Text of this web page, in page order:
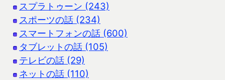
スプラトゥーン (243)
スポーツの話 (234)
スマートフォンの話 (600)
タブレットの話 (105)
テレビの話 (29)
ネットの話 (110)